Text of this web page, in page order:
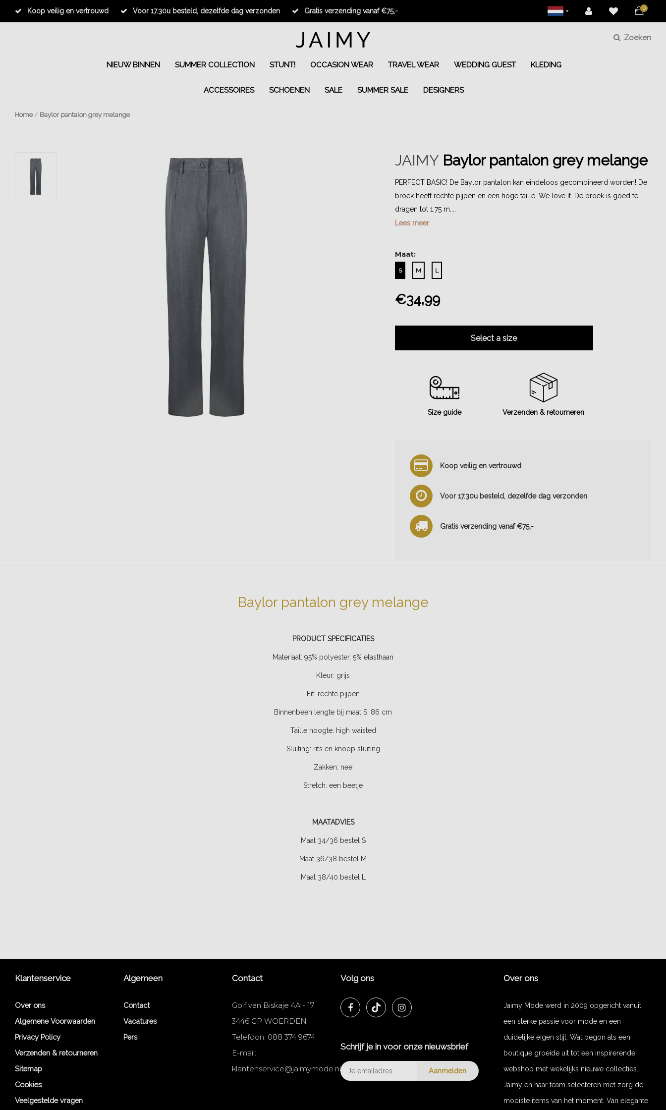
Koop veilig en vertrouwd Voor 17.30u besteld, dezelfde dag verzonden Gratis verzending vanaf €75,- 0
Zoeken
NIEUW BINNEN SUMMER COLLECTION STUNT! OCCASION WEAR TRAVEL WEAR WEDDING GUEST KLEDING
ACCESSOIRES SCHOENEN SALE SUMMER SALE DESIGNERS
Home/ Baylor pantalon grey melange
JAIMY Baylor pantalon grey melange
PERFECT BASIC! De Baylor pantalon kan eindeloos gecombineerd worden! De
broek heeft rechte pijpen en een hoge taille. We love it. De broek is goed te
dragen tot 1.75 m....
Lees meer
Maat:
S M L
€34,99
Select a size
Size guide Verzenden & retourneren
Koop veilig en vertrouwd
Voor 17.30u besteld, dezelfde dag verzonden
Gratis verzending vanaf €75,-
Baylor pantalon grey melange
PRODUCT SPECIFICATIES
Materiaal: 95% polyester, 5% elasthaan
Kleur: grijs
Fit: rechte pijpen
Binnenbeen lengte bij maat S: 86 cm
Taille hoogte: high waisted
Sluiting: rits en knoop sluiting
Zakken: nee
Stretch: een beetje
MAATADVIES
Maat 34/36 bestel S
Maat 36/38 bestel M
Maat 38/40 bestel L
Klantenservice
Over ons
Algemene Voorwaarden
Privacy Policy
Verzenden & retourneren
Sitemap
Cookies
Veelgestelde vragen
Algemeen
Contact
Vacatures
Pers
Contact
Golf van Biskaje 4A - 17
3446 CP WOERDEN
Telefoon: 088 374 9674
E-mail:
klantenservice@jaimymode.nl
Volg ons
Schrijf je in voor onze nieuwsbrief
Aanmelden
Over ons
Jaimy Mode werd in 2009 opgericht vanuit
een sterke passie voor mode en een
duidelijke eigen stijl. Wat begon als een
boutique groeide uit tot een inspirerende
webshop met wekelijks nieuwe collecties.
Jaimy en haar team selecteren met zorg de
mooiste items van het moment. Van elegante